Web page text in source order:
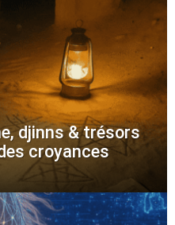
djinns & trésors
croyances